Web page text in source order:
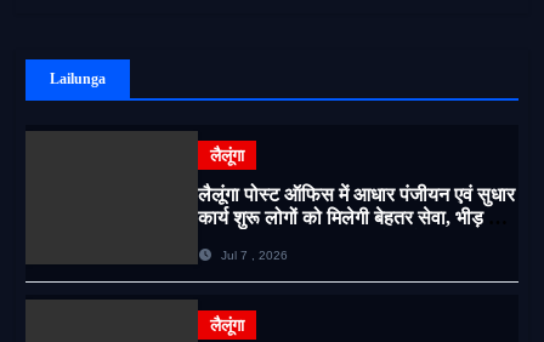
Lailunga
लैलूंगा
लैलूंगा पोस्ट ऑफिस में आधार पंजीयन एवं सुधार
कार्य शुरू लोगों को मिलेगी बेहतर सेवा, भीड़ से
Jul 7 , 2026
लैलूंगा